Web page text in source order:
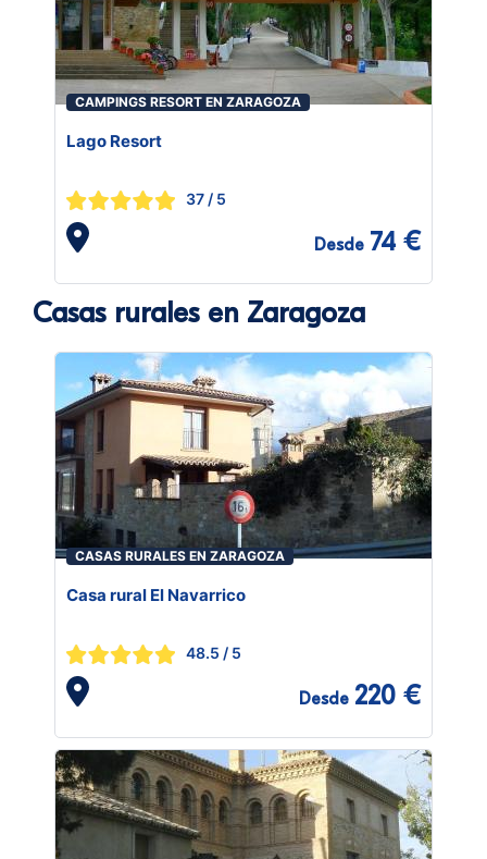
CAMPINGS RESORT EN ZARAGOZA
Lago Resort
37 / 5
Desde 74 €
Casas rurales en Zaragoza
CASAS RURALES EN ZARAGOZA
Casa rural El Navarrico
48.5 / 5
Desde 220 €